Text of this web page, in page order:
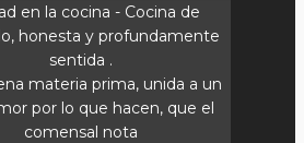
en la cocina - Cocina de
honesta y profundamente
sentida .
materia prima, unida a un
por lo que hacen, que el
comensal nota